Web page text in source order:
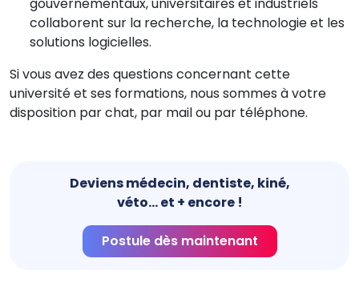
collaborent sur la recherche, la technologie et les
solutions logicielles.
Si vous avez des questions concernant cette
université et ses formations, nous sommes à votre
disposition par chat, par mail ou par téléphone.
Deviens médecin, dentiste, kiné,
véto... et + encore !
Postule dès maintenant